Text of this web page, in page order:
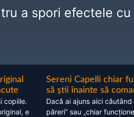
a spori efectele cu
copiile.
e
Sereni Capelli chiar
să știi înainte să
Dacă ai ajuns aici căutând
păreri” sau „chiar